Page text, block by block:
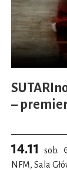
–
14.11 sob.
NFM, Sala